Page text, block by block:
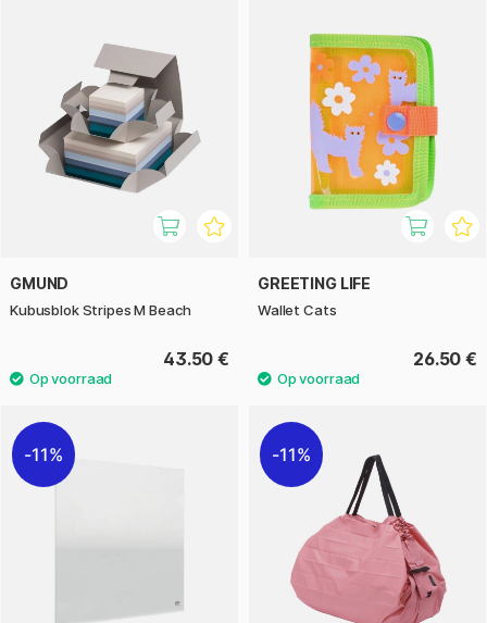
GMUND
Kubusblok Stripes M Beach
43.50 €
GREETING LIFE
Wallet Cats
26.50 €
11% 11%